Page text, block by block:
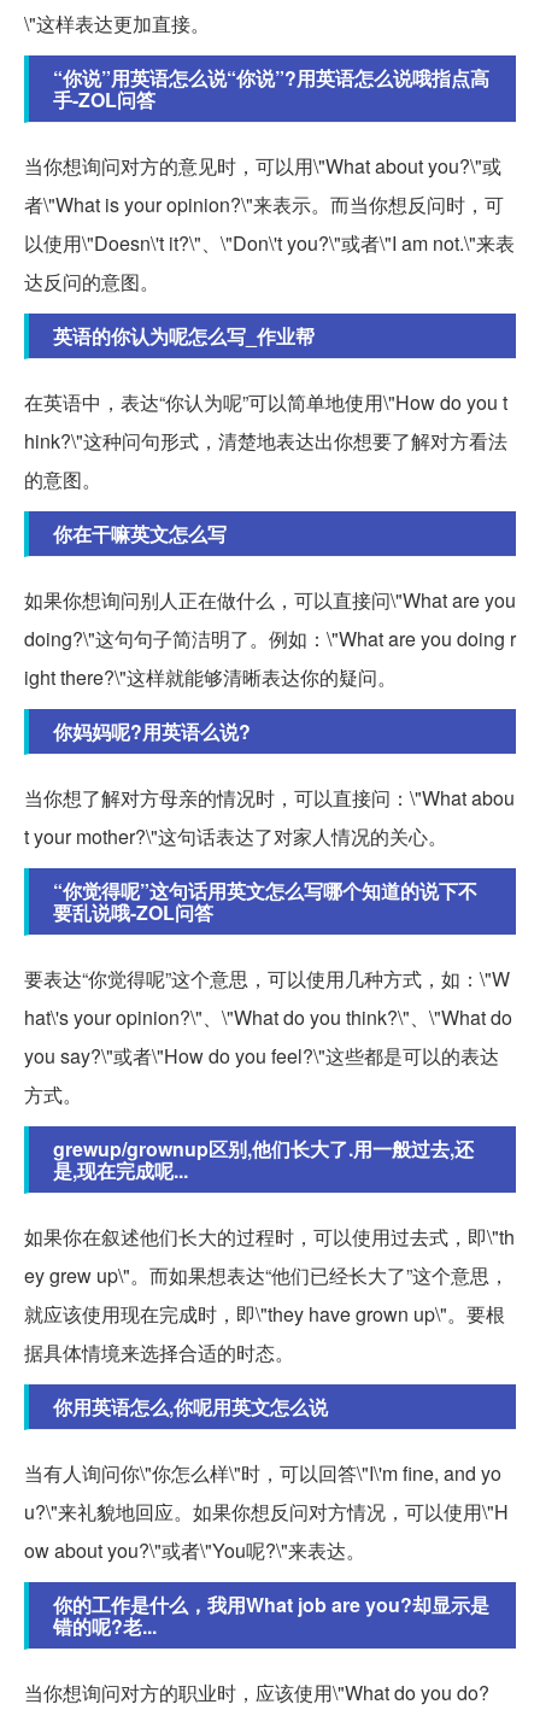
\"这样表达更加直接。
“你说”用英语怎么说“你说”?用英语怎么说哦指点高
手-ZOL问答
当你想询问对方的意见时，可以用\"What about you?\"或
者\"What is your opinion?\"来表示。而当你想反问时，可
以使用\"Doesn\'t it?\"、\"Don\'t you?\"或者\"I am not.\"来表
达反问的意图。
英语的你认为呢怎么写_作业帮
在英语中，表达“你认为呢”可以简单地使用\"How do you t
hink?\"这种问句形式，清楚地表达出你想要了解对方看法
的意图。
你在干嘛英文怎么写
如果你想询问别人正在做什么，可以直接问\"What are you
doing?\"这句句子简洁明了。例如：\"What are you doing r
ight there?\"这样就能够清晰表达你的疑问。
你妈妈呢?用英语么说?
当你想了解对方母亲的情况时，可以直接问：\"What abou
t your mother?\"这句话表达了对家人情况的关心。
“你觉得呢”这句话用英文怎么写哪个知道的说下不
要乱说哦-ZOL问答
要表达“你觉得呢”这个意思，可以使用几种方式，如：\"W
hat\'s your opinion?\"、\"What do you think?\"、\"What do
you say?\"或者\"How do you feel?\"这些都是可以的表达
方式。
grewup/grownup区别,他们长大了.用一般过去,还
是,现在完成呢...
如果你在叙述他们长大的过程时，可以使用过去式，即\"th
ey grew up\"。而如果想表达“他们已经长大了”这个意思，
就应该使用现在完成时，即\"they have grown up\"。要根
据具体情境来选择合适的时态。
你用英语怎么,你呢用英文怎么说
当有人询问你\"你怎么样\"时，可以回答\"I\'m fine, and yo
u?\"来礼貌地回应。如果你想反问对方情况，可以使用\"H
ow about you?\"或者\"You呢?\"来表达。
你的工作是什么，我用What job are you?却显示是
错的呢?老...
当你想询问对方的职业时，应该使用\"What do you do?